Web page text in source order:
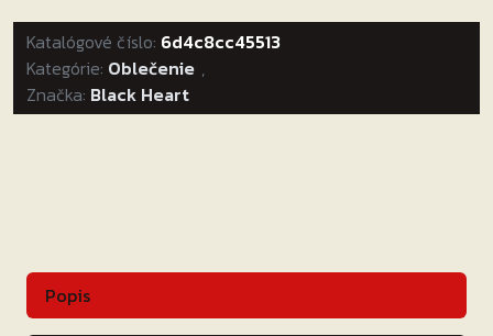
Black
Heart
Heart
Rose
Katalógové číslo: 6d4c8cc45513
Kategórie: Oblečenie ,
Značka: Black Heart
Popis